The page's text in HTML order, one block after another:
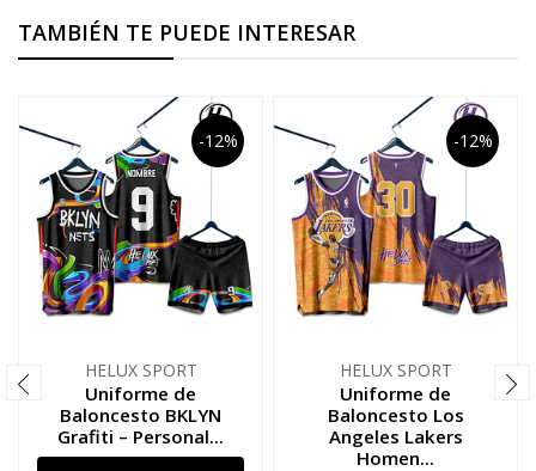
TAMBIÉN TE PUEDE INTERESAR
-12%
HELUX SPORT
Uniforme de
Baloncesto BKLYN
Grafiti – Personal...
-12%
HELUX SPORT
Uniforme de
Baloncesto Los
Angeles Lakers
Homen...